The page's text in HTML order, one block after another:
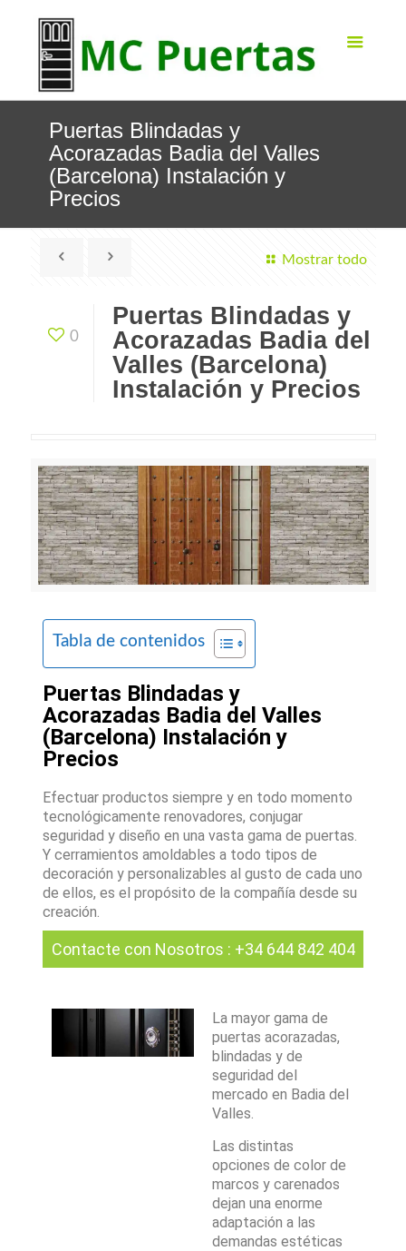
Puertas Blindadas y
Acorazadas Badia del Valles
(Barcelona) Instalación y
Precios
Mostrar todo
0
Puertas Blindadas y
Acorazadas Badia del
Valles (Barcelona)
Instalación y Precios
Tabla de contenidos
Puertas Blindadas y
Acorazadas Badia del Valles
(Barcelona) Instalación y
Precios
Efectuar productos siempre y en todo momento
tecnológicamente renovadores, conjugar
seguridad y diseño en una vasta gama de puertas.
Y cerramientos amoldables a todo tipos de
decoración y personalizables al gusto de cada uno
de ellos, es el propósito de la compañía desde su
creación.
Contacte con Nosotros : +34 644 842 404
La mayor gama de
puertas acorazadas,
blindadas y de
seguridad del
mercado en Badia del
Valles.
Las distintas
opciones de color de
marcos y carenados
dejan una enorme
adaptación a las
demandas estéticas